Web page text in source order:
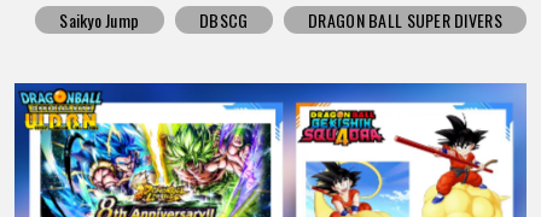
Saikyo Jump
DBSCG DRAGON BALL SUPER DIVERS